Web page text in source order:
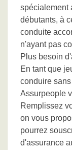
spécialement
débutants, à
conduite
n'ayant pas
Plus besoin
En tant que
conduire
Assurpeople
Remplissez
on vous
pourrez
d'assurance